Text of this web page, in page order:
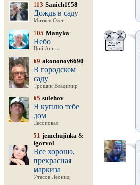
113 Sanich1958
Дождь в саду
Митяев Олег
105 Manyka
Небо
Цой Анита
69 akononov6690
В городском
саду
Трошин Владимир
65 sulehov
Я куплю тебе
дом
Лесоповал
51 jemchujinka &
igorvol
Все хорошо,
прекрасная
маркиза
Утесов Леонид